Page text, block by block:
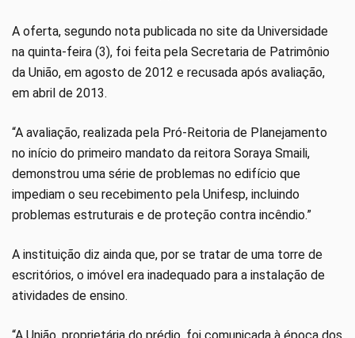
A oferta, segundo nota publicada no site da Universidade
na quinta-feira (3), foi feita pela Secretaria de Patrimônio
da União, em agosto de 2012 e recusada após avaliação,
em abril de 2013.
“A avaliação, realizada pela Pró-Reitoria de Planejamento
no início do primeiro mandato da reitora Soraya Smaili,
demonstrou uma série de problemas no edifício que
impediam o seu recebimento pela Unifesp, incluindo
problemas estruturais e de proteção contra incêndio.”
A instituição diz ainda que, por se tratar de uma torre de
escritórios, o imóvel era inadequado para a instalação de
atividades de ensino.
“A União, proprietária do prédio, foi comunicada à época dos